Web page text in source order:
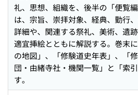
礼、思想、組織を、後半の「便覧
は、宗旨、崇拝対象、経典、勤行
詳細や、関連する祭礼、美術、遺
適宜挿絵とともに解説する。巻末
の地図」、「修験道史年表」、「
団・由緒寺社・機関一覧」と「索
す。